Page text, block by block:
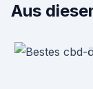
Aus